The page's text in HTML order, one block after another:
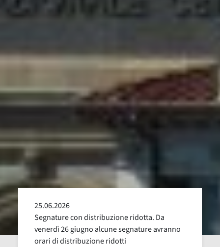
25.06.2026
Segnature con distribuzione ridotta. Da
venerdì 26 giugno alcune segnature avranno
orari di distribuzione ridotti